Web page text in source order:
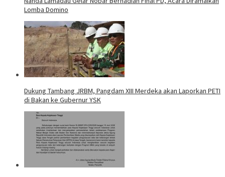
Lomba Domino
Dukung Tambang JRBM, Pangdam XIII Merdeka akan Laporkan PETI
di Bakan ke Gubernur YSK